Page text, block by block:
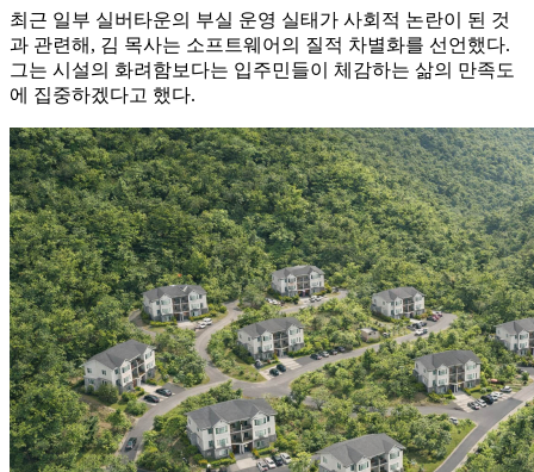
최근 일부 실버타운의 부실 운영 실태가 사회적 논란이 된 것
과 관련해, 김 목사는 소프트웨어의 질적 차별화를 선언했다.
그는 시설의 화려함보다는 입주민들이 체감하는 삶의 만족도
에 집중하겠다고 했다.